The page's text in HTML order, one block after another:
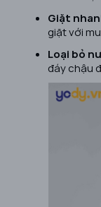
Giặt
giặt với
Loại bỏ
đáy chậu